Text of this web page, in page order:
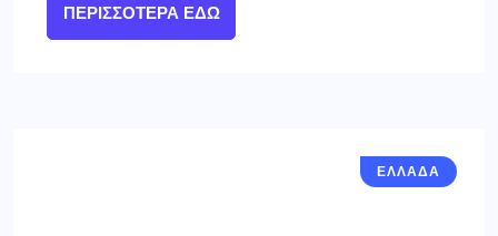
ΠΕΡΙΣΣΌΤΕΡΑ ΕΔΏ
ΕΛΛΑΔΑ